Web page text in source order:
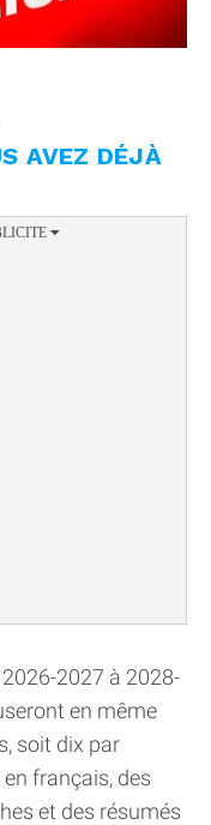
AVEZ DÉJÀ
2027 à 2028-
en même
soit dix par
français, des
et des résumés